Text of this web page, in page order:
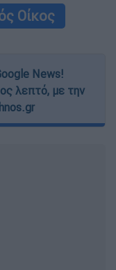
Οίκος
News!
λεπτό, με την